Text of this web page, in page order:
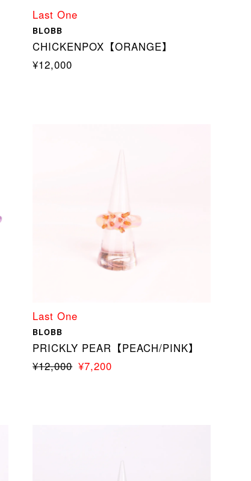
Last One
BLOBB
CHICKENPOX【ORANGE】
¥12,000
Last One
BLOBB
PRICKLY PEAR【PEACH/PINK】
¥12,000 ¥7,200